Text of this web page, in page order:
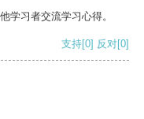
学习者交流学习心得。
支持[0] 反对[0]